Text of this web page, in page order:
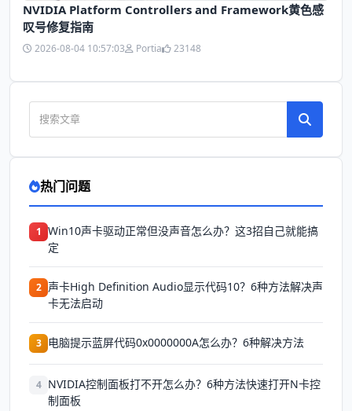
NVIDIA Platform Controllers and Framework黄色感
叹号修复指南
2026-08-04 10:57:03 Portia 23148
热门问题
1 Win10声卡驱动正常但没声音怎么办？这3招自己就能搞
定
2 声卡High Definition Audio显示代码10？6种方法解决声
卡无法启动
3 电脑提示蓝屏代码0x0000000A怎么办？6种解决方法
4 NVIDIA控制面板打不开怎么办？6种方法快速打开N卡控
制面板